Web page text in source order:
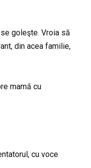
goleşte. Vroia să
din acea familie,
mamă cu
cu voce